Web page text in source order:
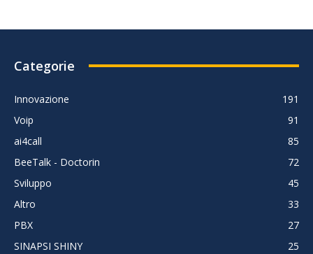
Categorie
Innovazione
191
Voip
91
ai4call
85
BeeTalk - Doctorin
72
Sviluppo
45
Altro
33
PBX
27
SINAPSI SHINY
25